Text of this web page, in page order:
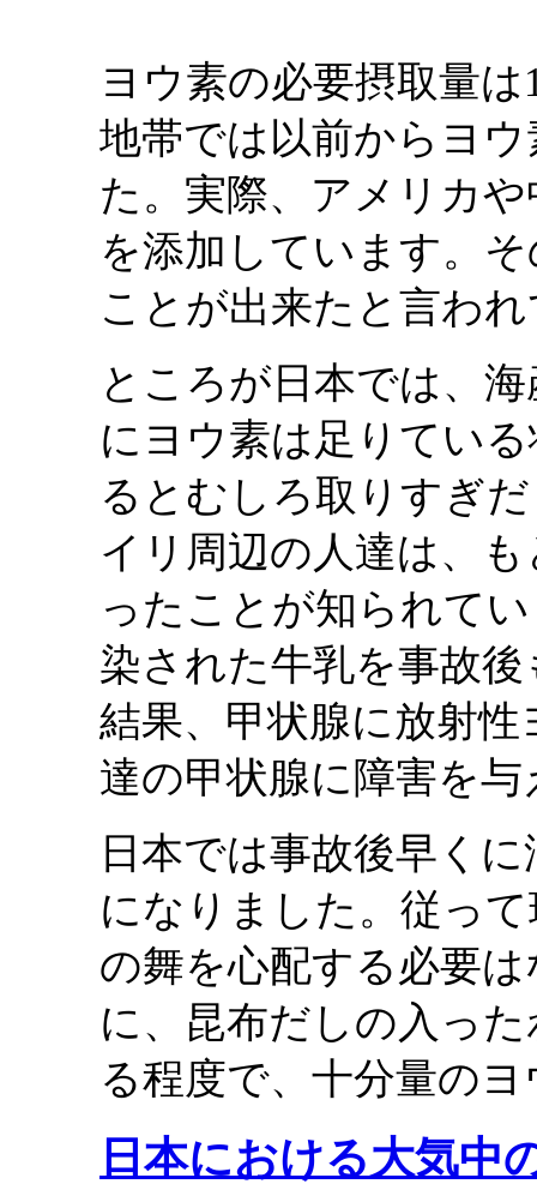
ヨウ素の必要摂取量
地帯では以前からヨ
た。実際、アメリカ
を添加しています。
ことが出来たと言わ
ところが日本では、
にヨウ素は足りてい
るとむしろ取りすぎ
イリ周辺の人達は、
ったことが知られて
染された牛乳を事故
結果、甲状腺に放射
達の甲状腺に障害を
日本では事故後早く
になりました。従っ
の舞を心配する必要
に、昆布だしの入っ
る程度で、十分量の
日本における大気中